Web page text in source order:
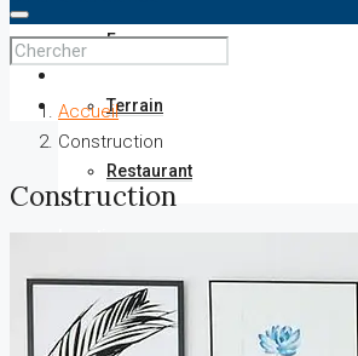
Ferme
Terrain
Restaurant
Location
Appartements
Accueil
Construction
Construction